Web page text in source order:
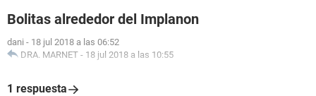
Bolitas alrededor del Implanon
dani - 18 jul 2018 a las 06:52
DRA. MARNET - 18 jul 2018 a las 10:55
1 respuesta